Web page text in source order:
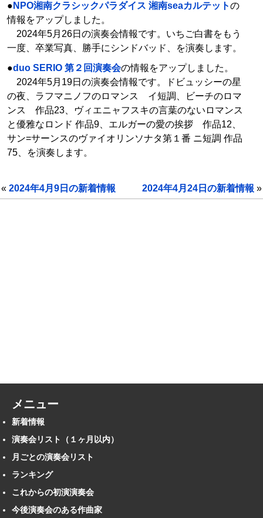
● NPO湘南クラシックパラダイス 湘南seaカルテットの
情報をアップしました。
2024年5月26日の演奏会情報です。いちご白書をもう
一度、卒業写真、勝手にシンドバッド、を演奏します。
●duo SERIO 第２回演奏会の情報をアップしました。
2024年5月19日の演奏会情報です。ドビュッシーの星
の夜、ラフマニノフのロマンス イ短調、ビーチのロマ
ンス 作品23、ヴィエニャフスキの言葉のないロマンス
と優雅なロンド 作品9、エルガーの愛の挨拶 作品12、
サン=サーンスのヴァイオリンソナタ第１番 ニ短調 作品
75、を演奏します。
« 2024年4月9日の新着情報 2024年4月24日の新着情報 »
メニュー
新着情報
演奏会リスト（１ヶ月以内）
月ごとの演奏会リスト
ランキング
これからの初演演奏会
今後演奏会のある作曲家